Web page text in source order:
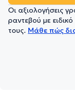
Οι αξιολογήσεις
ραντεβού με
τους. Μάθε πώς